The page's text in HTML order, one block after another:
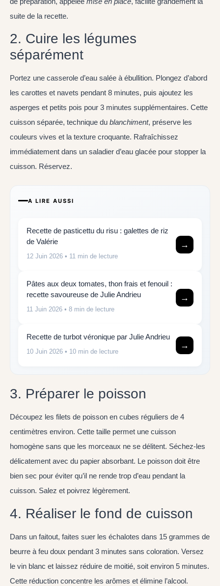
suite de la recette.
2. Cuire les légumes
séparément
Portez une casserole d’eau salée à ébullition. Plongez d’abord
les carottes et navets pendant 8 minutes, puis ajoutez les
asperges et petits pois pour 3 minutes supplémentaires. Cette
cuisson séparée, technique du blanchiment, préserve les
couleurs vives et la texture croquante. Rafraîchissez
immédiatement dans un saladier d’eau glacée pour stopper la
cuisson. Réservez.
A LIRE AUSSI
Recette de pasticettu du risu : galettes de riz
de Valérie
12 Juin 2026 • 11 min de lecture
→
Pâtes aux deux tomates, thon frais et fenouil :
recette savoureuse de Julie Andrieu
11 Juin 2026 • 8 min de lecture
→
Recette de turbot véronique par Julie Andrieu
10 Juin 2026 • 10 min de lecture
→
3. Préparer le poisson
Découpez les filets de poisson en cubes réguliers de 4
centimètres environ. Cette taille permet une cuisson
homogène sans que les morceaux ne se délitent. Séchez-les
délicatement avec du papier absorbant. Le poisson doit être
bien sec pour éviter qu’il ne rende trop d’eau pendant la
cuisson. Salez et poivrez légèrement.
4. Réaliser le fond de cuisson
Dans un faitout, faites suer les échalotes dans 15 grammes de
beurre à feu doux pendant 3 minutes sans coloration. Versez
le vin blanc et laissez réduire de moitié, soit environ 5 minutes.
Cette réduction concentre les arômes et élimine l’alcool.